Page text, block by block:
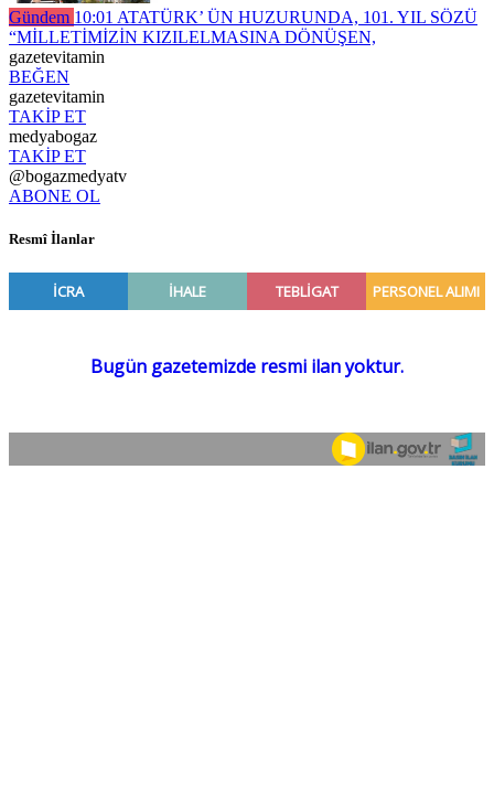
Gündem 10:01 ATATÜRK’ ÜN HUZURUNDA, 101. YIL SÖZÜ
“MİLLETİMİZİN KIZILELMASINA DÖNÜŞEN,
gazetevitamin
BEĞEN
gazetevitamin
TAKİP ET
medyabogaz
TAKİP ET
@bogazmedyatv
ABONE OL
Resmî İlanlar